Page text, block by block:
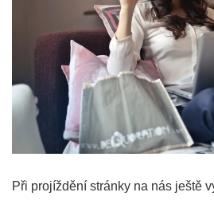
Při projíždění stránky na nás ještě